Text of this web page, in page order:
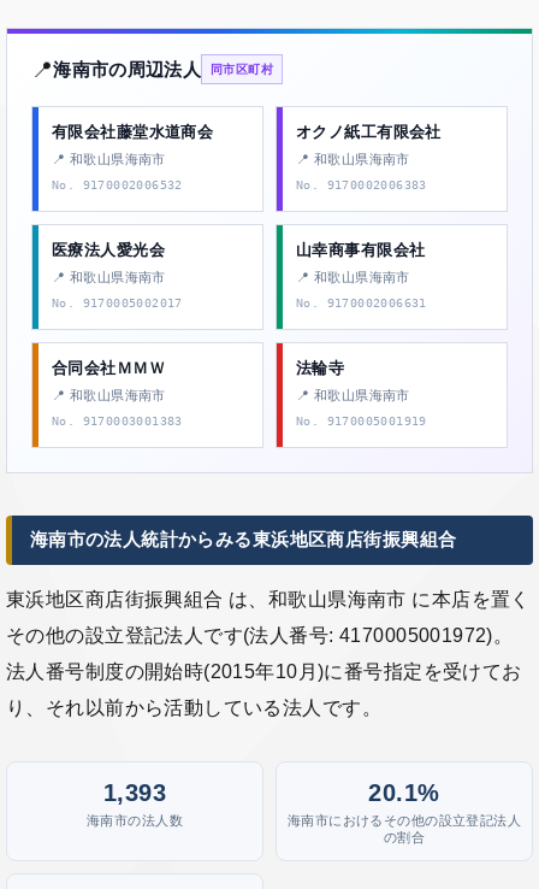
📍海南市の周辺法人 同市区町村
有限会社藤堂水道商会
📍 和歌山県海南市
No. 9170002006532
オクノ紙工有限会社
📍 和歌山県海南市
No. 9170002006383
医療法人愛光会
📍 和歌山県海南市
No. 9170005002017
山幸商事有限会社
📍 和歌山県海南市
No. 9170002006631
合同会社ＭＭＷ
📍 和歌山県海南市
No. 9170003001383
法輪寺
📍 和歌山県海南市
No. 9170005001919
海南市の法人統計からみる東浜地区商店街振興組合
東浜地区商店街振興組合 は、和歌山県海南市 に本店を置く
その他の設立登記法人です(法人番号: 4170005001972)。
法人番号制度の開始時(2015年10月)に番号指定を受けてお
り、それ以前から活動している法人です。
1,393
海南市の法人数
20.1%
海南市におけるその他の設立登記法人
の割合